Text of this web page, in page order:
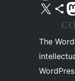
Unser X-Konto (früher
Unser
The